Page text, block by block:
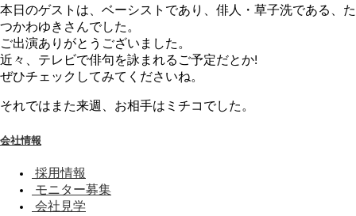
本日のゲストは、ベーシストであり、俳人・草子洗である、た
つかわゆきさんでした。
ご出演ありがとうございました。
近々、テレビで俳句を詠まれるご予定だとか!
ぜひチェックしてみてくださいね。
それではまた来週、お相手はミチコでした。
会社情報
採用情報
モニター募集
会社見学